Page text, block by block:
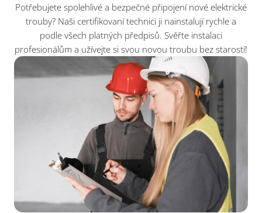
Potřebujete spolehlivé a bezpečné připojení nové elektrické
trouby? Naši certifikovaní technici ji nainstalují rychle a
podle všech platných předpisů. Svěřte instalaci
profesionálům a užívejte si svou novou troubu bez starostí!